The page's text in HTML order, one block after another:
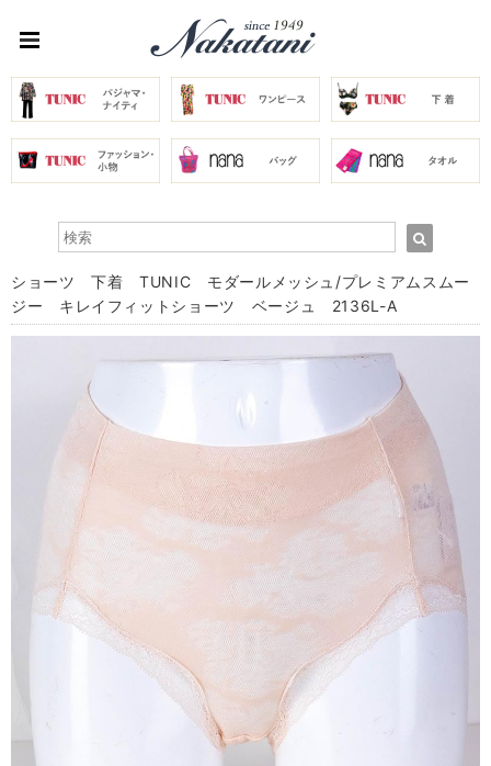
ショーツ 下着 TUNIC モダールメッシュ/プレミアムスムー
ジー キレイフィットショーツ ベージュ 2136L-A